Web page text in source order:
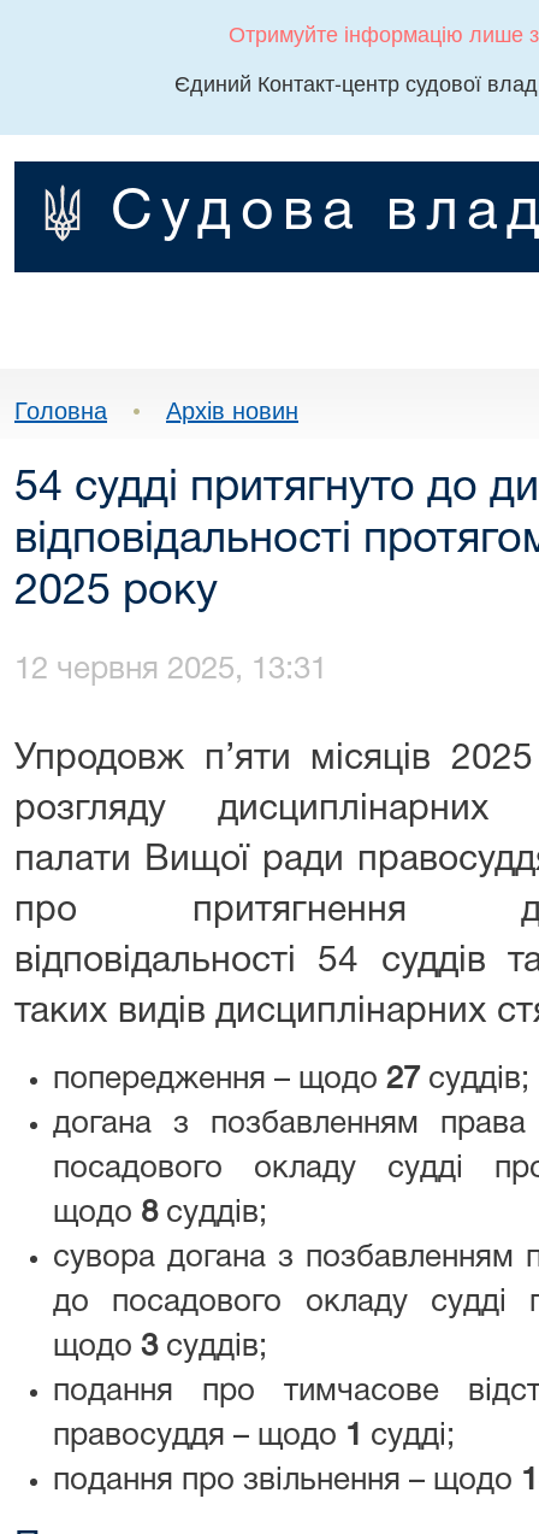
Отримуйте інформацію лише
Єдиний Контакт-центр судової
Судова
Головна • Архів новин
54 судді притягнуто до
відповідальності
2025 року
12 червня 2025, 13:31
Упродовж п’яти місяців
розгляду дисциплінарних
палати Вищої ради
про притягнення до
відповідальності 54 суддів
таких видів дисциплінарних
попередження – щодо 27 суддів;
догана з позбавленням
посадового окладу судді
щодо 8суддів;
сувора догана з позбавленням
до посадового окладу судді
щодо 3 суддів;
подання про тимчасове
правосуддя – щодо 1
судді;
подання про звільнення – щодо